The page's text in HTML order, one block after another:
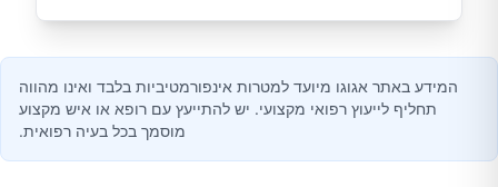
המידע באתר אגוגו מיועד למטרות אינפורמטיביות בלבד ואינו מהווה
תחליף לייעוץ רפואי מקצועי. יש להתייעץ עם רופא או איש מקצוע
מוסמך בכל בעיה רפואית.